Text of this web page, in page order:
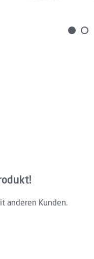
0 von 5 Sternen
anderen Kunden.